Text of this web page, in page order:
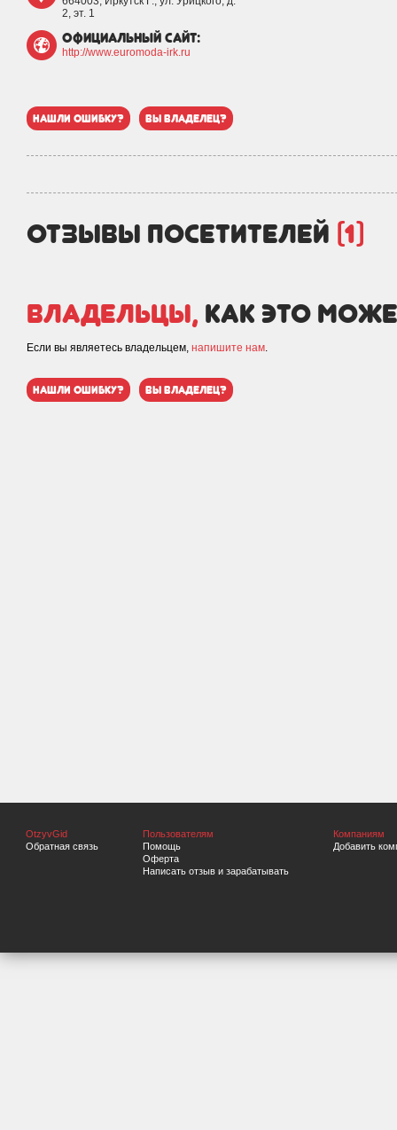
2, эт. 1
официальный сайт:
http://www.euromoda-irk.ru
нашли ошибку? вы владелец?
отзывы посетителей (1)
Владельцы, как это
Если вы являетесь владельцем, напишите нам.
нашли ошибку? вы владелец?
OtzyvGid
Обратная связь
Пользователям
Помощь
Оферта
Написать отзыв и зарабатывать
Компаниям
Добавить